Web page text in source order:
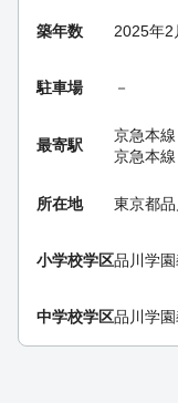
築年数 2025年2
駐車場 －
最寄駅
京急本線
京急本線
所在地 東京都
小学校学区品川学
中学校学区品川学